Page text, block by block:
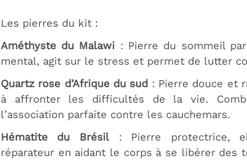
Les pierres du kit :
Améthyste du Malawi : Pierre du sommeil
mental, agit sur le stress et permet de lutter
Quartz rose d’Afrique du sud : Pierre douce et
à affronter les difficultés de la vie.
l’association parfaite contre les cauchemars.
Hématite du Brésil: Pierre protectrice,
réparateur en aidant le corps à se libérer des